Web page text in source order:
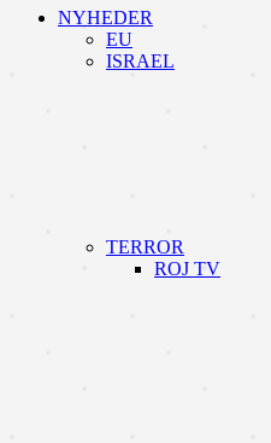
NYHEDER
EU
ISRAEL
TERROR
ROJ TV